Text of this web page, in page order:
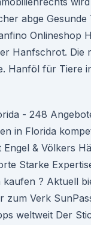
abge Gesunde
Onlineshop
Hanfschrot. Die
Hanföl für Tiere
- 248
in Florida
Engel & Völkers
Starke
kaufen ? Aktuell
zum Verk
weltweit Der